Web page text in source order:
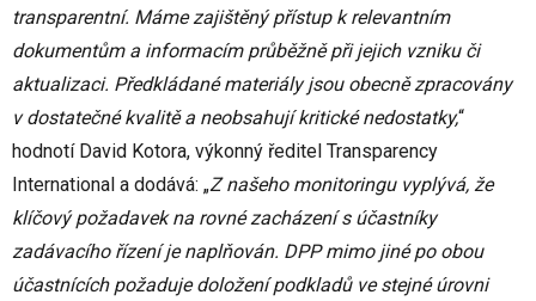
transparentní. Máme zajištěný přístup k relevantním
dokumentům a informacím průběžně při jejich vzniku či
aktualizaci. Předkládané materiály jsou obecně zpracovány
v dostatečné kvalitě a neobsahují kritické nedostatky,“
hodnotí David Kotora, výkonný ředitel Transparency
International a dodává: „Z našeho monitoringu vyplývá, že
klíčový požadavek na rovné zacházení s účastníky
zadávacího řízení je naplňován. DPP mimo jiné po obou
účastnících požaduje doložení podkladů ve stejné úrovni